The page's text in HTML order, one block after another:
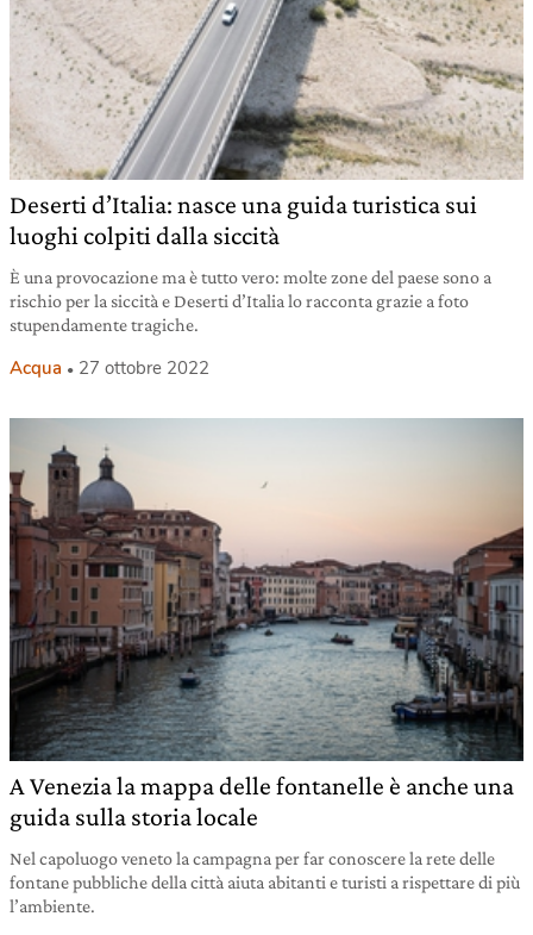
Deserti d’Italia: nasce una guida turistica sui
luoghi colpiti dalla siccità
È una provocazione ma è tutto vero: molte zone del paese sono a
rischio per la siccità e Deserti d’Italia lo racconta grazie a foto
stupendamente tragiche.
Acqua 27 ottobre 2022
A Venezia la mappa delle fontanelle è anche una
guida sulla storia locale
Nel capoluogo veneto la campagna per far conoscere la rete delle
fontane pubbliche della città aiuta abitanti e turisti a rispettare di più
l’ambiente.